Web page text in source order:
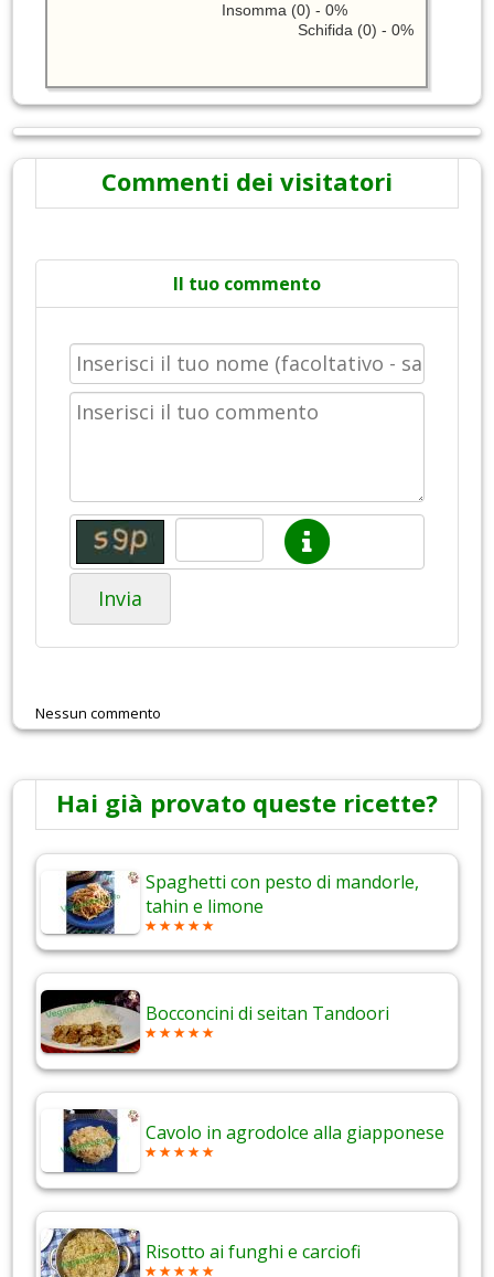
Schifida (0) - 0%
Insomma (0) - 0%
Commenti dei visitatori
Il tuo commento
Invia
Nessun commento
Hai già provato queste ricette?
Spaghetti con pesto di mandorle,
tahin e limone
Bocconcini di seitan Tandoori
Cavolo in agrodolce alla giapponese
Risotto ai funghi e carciofi